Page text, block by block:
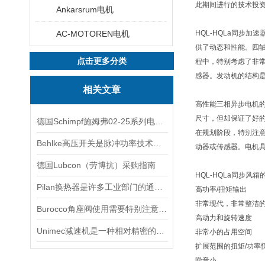
Ankarsrum电机
AC-MOTOREN电机
点击更多分类
相关文章
德国Lubcon（劳博抗）采购指南
此期间进行的技术投
HQL-HQLa同步加速
供了动态和性能。四
程中，特别考虑了非
感器。发动机的结构
高性能三相异步电机
尺寸，但却保证了好
在规划阶段，特别注
动器或传感器。电机
HQL-HQLa同步风箱
高功率/扭矩输出
非常现代，非常整洁
高动力和旋转速度
非常小的占用空间
扩展范围的扭矩/功率